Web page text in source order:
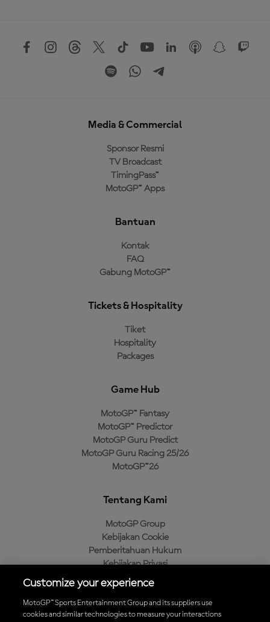
Media & Commercial
Sponsor Resmi
TV Broadcast
TimingPass™
MotoGP™ Apps
Bantuan
Kontak
FAQ
Gabung MotoGP™
Tickets & Hospitality
Tiket
Hospitality
Packages
Game Hub
MotoGP™ Fantasy
MotoGP™ Predictor
MotoGP Guru Predict
MotoGP Guru Racing 25/26
MotoGP™26
Tentang Kami
MotoGP Group
Kebijakan Cookie
Pemberitahuan Hukum
Kebijakan Privasi
Kebijakan Pembelian
Customize your experience
MotoGP™ Sports Entertainment Group and its suppliers use
cookies and similar technologies to measure your interactions